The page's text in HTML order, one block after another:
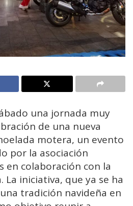
una jornada muy
de una nueva
motera, un evento
por la asociación
en colaboración con la
La iniciativa, que ya se ha
tradición navideña en